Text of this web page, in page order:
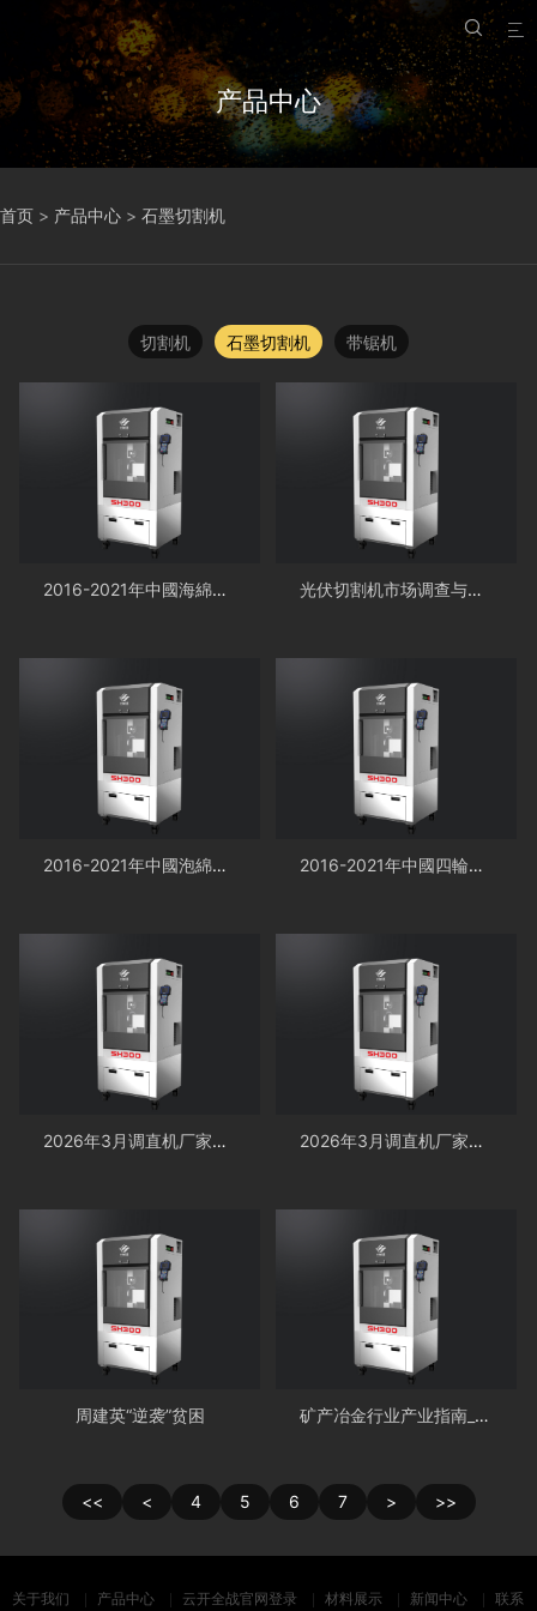


产品中心
首页 > 产品中心 > 石墨切割机
切割机 石墨切割机 带锯机
2016-2021年中國海綿直切機市場远景及投資機會研讨報告 光伏切割机市场调查与研究报告：规模变化趋势及主要厂商排名
2016-2021年中國泡綿直切機市場远景及投資發展戰略研讨報告 2016-2021年中國四輪直切機市場远景及融資戰略咨詢報告
2026年3月调直机厂家汇总全国调直切断机钢筋切断机重点企业官方联系方式与采购指南 2026年3月调直机厂家评测报告：钢筋调直切断机切断机公司选择指南！
周建英“逆袭”贫困 矿产冶金行业产业指南_行业指南_前瞻 - 前瞻网
<< < 4 5 6 7 > >>
关于我们 产品中心 云开全战官网登录 材料展示 新闻中心 联系